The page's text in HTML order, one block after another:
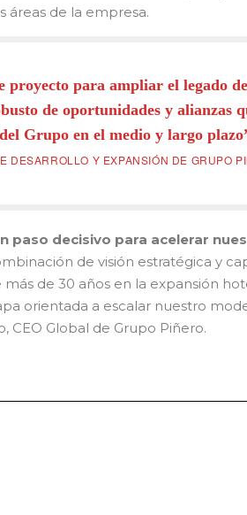
áreas de la empresa.
proyecto para ampliar el legado
de oportunidades y alianzas
Grupo en el medio y largo
DESARROLLO Y EXPANSIÓN DE GRUPO
paso decisivo para acelerar
de visión estratégica y
de 30 años en la expansión
orientada a escalar nuestro
CEO Global de Grupo Piñero.